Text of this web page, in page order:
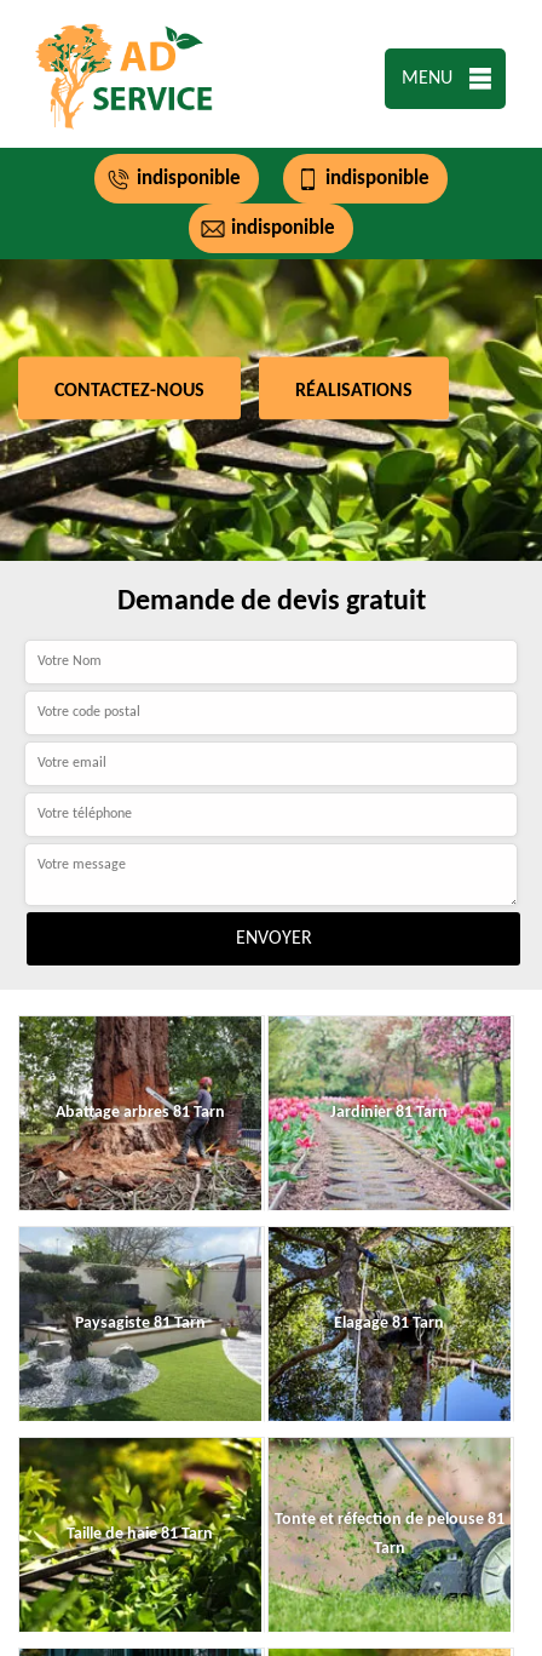
MENU
indisponible indisponible
indisponible
CONTACTEZ-NOUS RÉALISATIONS
Demande de devis gratuit
Abattage arbres 81 Tarn Jardinier 81 Tarn
Paysagiste 81 Tarn Elagage 81 Tarn
Taille de haie 81 Tarn
Tonte et réfection de pelouse 81
Tarn